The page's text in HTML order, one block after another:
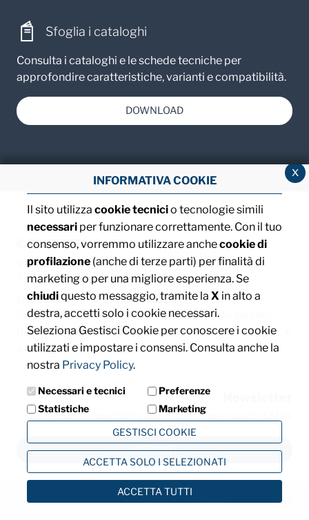
Sfoglia i cataloghi
Consulta i cataloghi e le schede tecniche per
approfondire caratteristiche, varianti e compatibilità.
DOWNLOAD
©2013 MTA S.p.A.
V.le dell'Industria, 12 - 26845 Codogno (LO) - ITALIA
T. +39 0377 4181 / F. +39 0377 418493 / Email:
info@mta.it/ PEC:mtaspa@pec.it
Capitale sociale € 8.000.000,00 interamente versato
Registro delle imprese di Milano, Monza Brianza e Lodi, C.F.
e P. IVA: IT00828540153
Iscriviti e rimani informato sulle ultime novità di MTA
ISCRIVITI
Privacy Cookie Policy
x
INFORMATIVA COOKIE
Il sito utilizza cookie tecnicio tecnologie simili
necessari per funzionare correttamente. Con il tuo
consenso, vorremmo utilizzare anchecookie di
profilazione (anche di terze parti) per finalità di
marketing o per una migliore esperienza. Se
chiudiquesto messaggio, tramite la X in alto a
destra, accetti solo i cookie necessari.
Seleziona Gestisci Cookie per conoscere i cookie
utilizzati e impostare i consensi. Consulta anche la
nostra Privacy Policy.
Necessari e tecnici
Preferenze
Statistiche
Marketing
GESTISCI COOKIE
ACCETTA SOLO I SELEZIONATI
ACCETTA TUTTI